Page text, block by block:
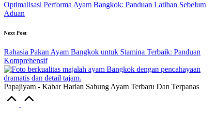
Optimalisasi Performa Ayam Bangkok: Panduan Latihan Sebelum
Aduan
Next Post
Rahasia Pakan Ayam Bangkok untuk Stamina Terbaik: Panduan
Komprehensif
Papajiyam - Kabar Harian Sabung Ayam Terbaru Dan Terpanas